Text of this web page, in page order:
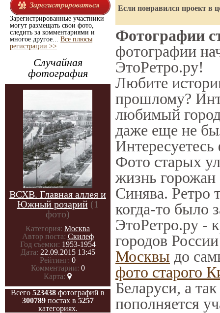
Зарегистрированные участники
могут размещать свои фото,
следить за комментариями и
многое другое... Все плюсы
регистрации >>
Случайная
фотография
ВСХВ. Главная аллея и
Южный розарий (1
фото)
Категория: Москва
Автор поста: Скилеф
Год съемки: 1953-1954
Дата: 22.09.2015 13:45
Рейтинг: 0
Комментарии: 0
Карта:
Всего 523438 фотографий в
300789постах в 5257
категориях.
Если понравился проект в
Фотографии
фотографии
ЭтоРетро.ру!
Любите
прошлому?
любимый
даже еще не
Интересуетесь
Фото старых
жизнь горожан
Синява. Ретро
когда-то было
ЭтоРетро.ру -
городов
Москвы до
фото старого
Беларуси, а
пополняется